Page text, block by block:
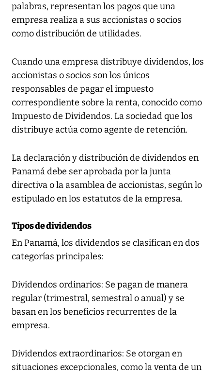
palabras, representan los pagos que una
empresa realiza a sus accionistas o socios
como distribución de utilidades.
Cuando una empresa distribuye dividendos, los
accionistas o socios son los únicos
responsables de pagar el impuesto
correspondiente sobre la renta, conocido como
Impuesto de Dividendos. La sociedad que los
distribuye actúa como agente de retención.
La declaración y distribución de dividendos en
Panamá debe ser aprobada por la junta
directiva o la asamblea de accionistas, según lo
estipulado en los estatutos de la empresa.
Tipos de dividendos
En Panamá, los dividendos se clasifican en dos
categorías principales:
Dividendos ordinarios: Se pagan de manera
regular (trimestral, semestral o anual) y se
basan en los beneficios recurrentes de la
empresa.
Dividendos extraordinarios: Se otorgan en
situaciones excepcionales, como la venta de un